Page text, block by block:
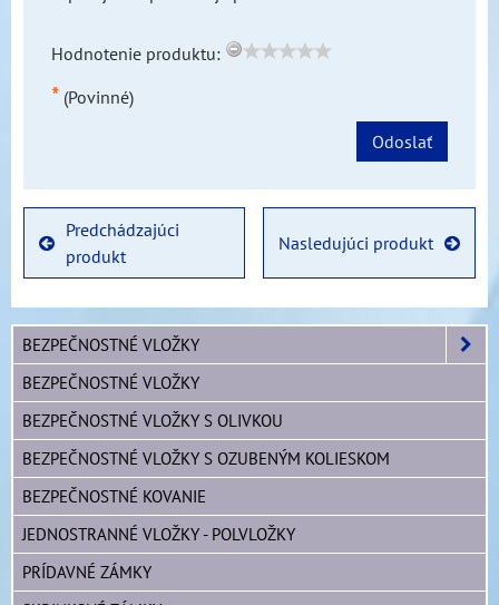
Hodnotenie produktu:
* (Povinné)
Odoslať
Predchádzajúci
produkt
Nasledujúci produkt
BEZPEČNOSTNÉ VLOŽKY
BEZPEČNOSTNÉ VLOŽKY
BEZPEČNOSTNÉ VLOŽKY S OLIVKOU
BEZPEČNOSTNÉ VLOŽKY S OZUBENÝM KOLIESKOM
BEZPEČNOSTNÉ KOVANIE
JEDNOSTRANNÉ VLOŽKY - POLVLOŽKY
PRÍDAVNÉ ZÁMKY